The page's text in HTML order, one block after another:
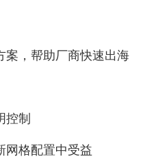
案，帮助厂商快速出海
控制
网格配置中受益